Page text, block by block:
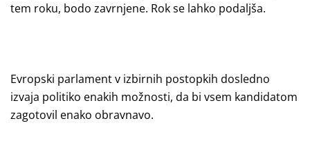
tem roku, bodo zavrnjene. Rok se lahko podaljša.
Evropski parlament v izbirnih postopkih dosledno
izvaja politiko enakih možnosti, da bi vsem kandidatom
zagotovil enako obravnavo.